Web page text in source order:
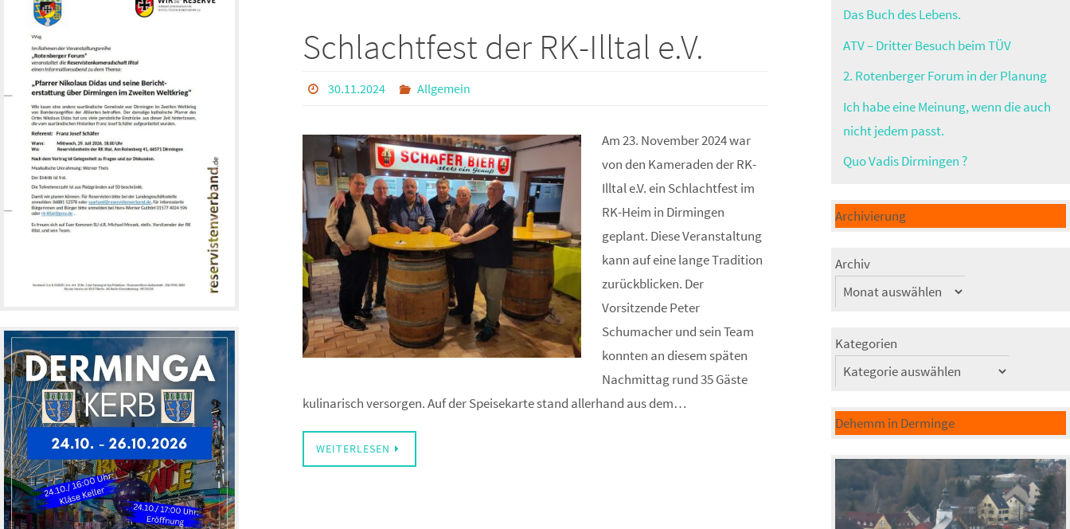
Schlachtfest der RK-Illtal e.V.
30.11.2024 Allgemein
Am 23. November 2024 war
von den Kameraden der RK-
Illtal e.V. ein Schlachtfest im
RK-Heim in Dirmingen
geplant. Diese Veranstaltung
kann auf eine lange Tradition
zurückblicken. Der
Vorsitzende Peter
Schumacher und sein Team
konnten an diesem späten
Nachmittag rund 35 Gäste
kulinarisch versorgen. Auf der Speisekarte stand allerhand aus dem…
WEITERLESEN
Das Buch des Lebens.
ATV – Dritter Besuch beim TÜV
2. Rotenberger Forum in der Planung
Ich habe eine Meinung, wenn die auch
nicht jedem passt.
Quo Vadis Dirmingen ?
Archivierung
Archiv
Kategorien
Dehemm in Derminge